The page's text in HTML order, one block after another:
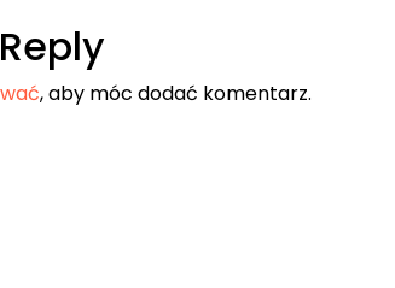
, aby móc dodać komentarz.